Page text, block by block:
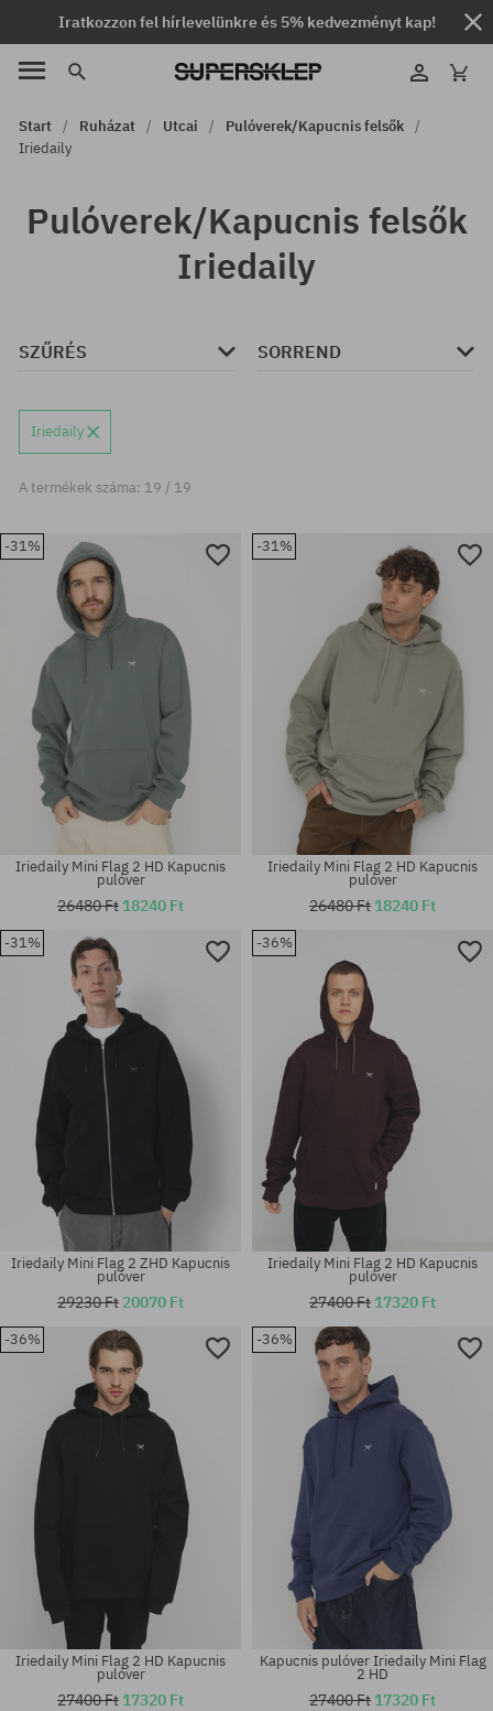
Iratkozzon fel hírlevelünkre és 5% kedvezményt kap!
Start Ruházat Utcai
Pulóverek/Kapucnis felsők
Iriedaily
Pulóverek/Kapucnis felsők
Iriedaily
SZŰRÉS SORREND
Iriedaily
A termékek száma: 19 / 19
-31%
Elérhető méretek:
Iriedaily Mini Flag 2 HD Kapucnis
pulóver
26480 Ft 18240 Ft
-31%
Elérhető méretek:
Iriedaily Mini Flag 2 HD Kapucnis
pulóver
26480 Ft 18240 Ft
-31%
Iriedaily Mini Flag 2 ZHD Kapucnis
pulóver
29230 Ft 20070 Ft
-36%
Iriedaily Mini Flag 2 HD Kapucnis
pulóver
27400 Ft 17320 Ft
-36%
Iriedaily Mini Flag 2 HD Kapucnis
pulóver
27400 Ft 17320 Ft
-36%
Kapucnis pulóver Iriedaily Mini Flag
2 HD
27400 Ft 17320 Ft